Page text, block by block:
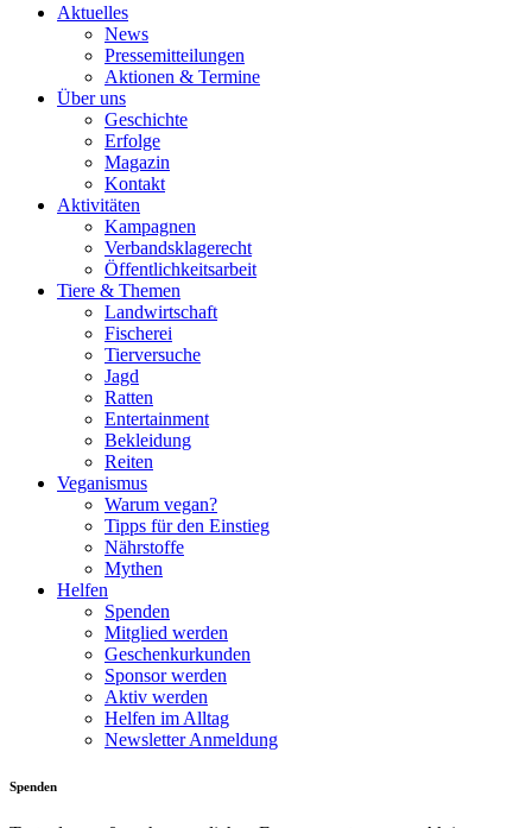
Aktuelles
News
Pressemitteilungen
Aktionen & Termine
Über uns
Geschichte
Erfolge
Magazin
Kontakt
Aktivitäten
Kampagnen
Verbandsklagerecht
Öffentlichkeitsarbeit
Tiere & Themen
Landwirtschaft
Fischerei
Tierversuche
Jagd
Ratten
Entertainment
Bekleidung
Reiten
Veganismus
Warum vegan?
Tipps für den Einstieg
Nährstoffe
Mythen
Helfen
Spenden
Mitglied werden
Geschenkurkunden
Sponsor werden
Aktiv werden
Helfen im Alltag
Newsletter Anmeldung
Spenden